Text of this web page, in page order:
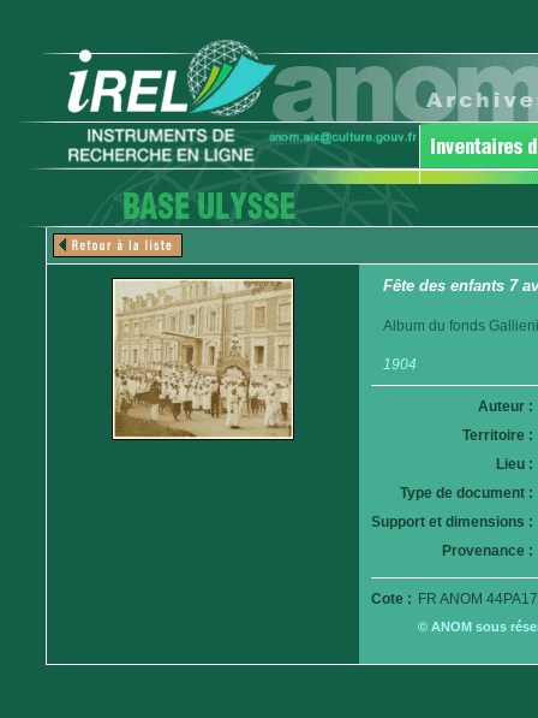
Fête des enfants 7
Album du fonds
1904
Auteur :
Territoire :
Lieu :
Type de document :
Support et dimensions :
Provenance :
Cote : FR ANOM
© ANOM sous